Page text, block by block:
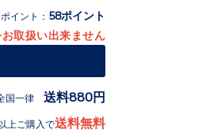
イント： 58ポイント
お取扱い出来ません
国一律 送料880円
上ご購入で送料無料